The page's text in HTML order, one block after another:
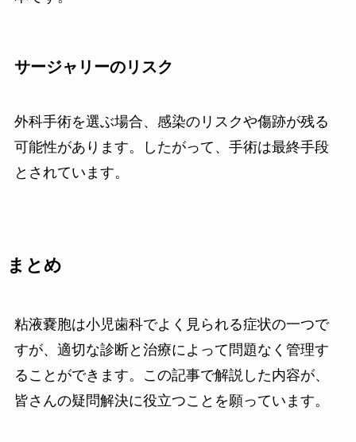
サージャリーのリスク
外科手術を選ぶ場合、感染のリスクや傷跡が残る
可能性があります。したがって、手術は最終手段
とされています。
まとめ
粘液嚢胞は小児歯科でよく見られる症状の一つで
すが、適切な診断と治療によって問題なく管理す
ることができます。この記事で解説した内容が、
皆さんの疑問解決に役立つことを願っています。